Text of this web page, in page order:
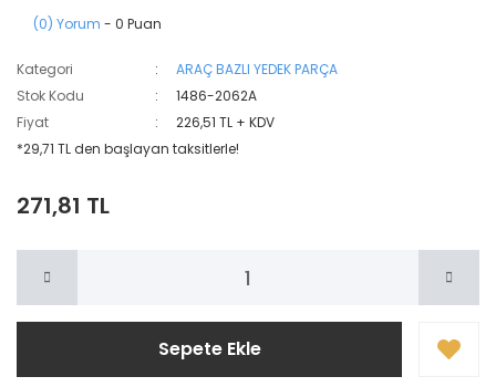
(0) Yorum - 0 Puan
Kategori
ARAÇ BAZLI YEDEK PARÇA
Stok Kodu
1486-2062A
Fiyat
226,51 TL + KDV
*29,71 TL den başlayan taksitlerle!
271,81 TL
Sepete Ekle